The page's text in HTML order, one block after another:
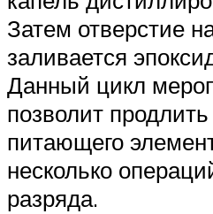
Затем отверстие
заливается
Данный цикл
позволит
питающего
несколько
разряда.